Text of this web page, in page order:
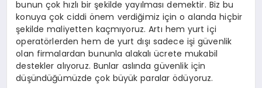
bunun çok hızlı bir şekilde yayılması demektir. Biz bu
konuya çok ciddi önem verdiğimiz için o alanda hiçbir
şekilde maliyetten kaçmıyoruz. Artı hem yurt içi
operatörlerden hem de yurt dışı sadece işi güvenlik
olan firmalardan bununla alakalı ücrete mukabil
destekler alıyoruz. Bunlar aslında güvenlik için
düşündüğümüzde çok büyük paralar ödüyoruz.